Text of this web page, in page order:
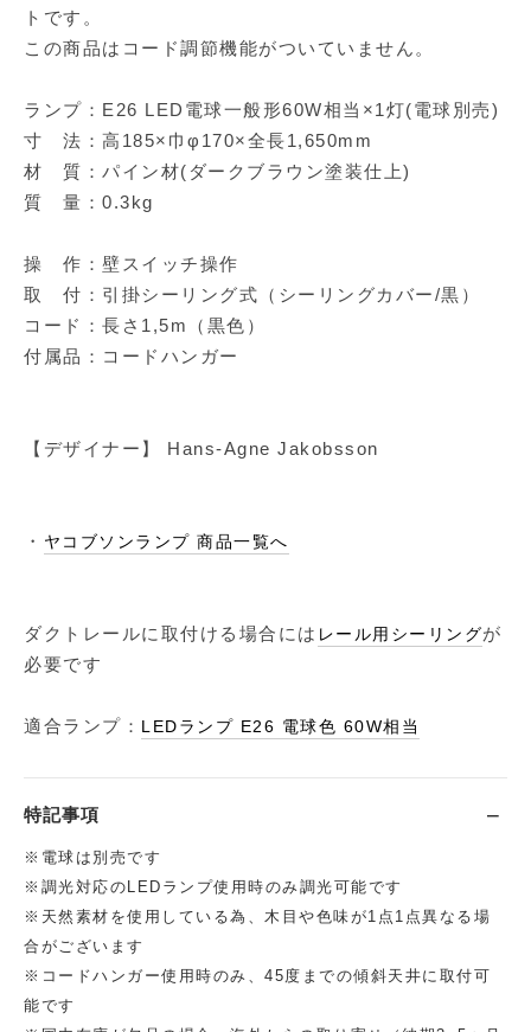
トです。
この商品はコード調節機能がついていません。
ランプ：E26 LED電球一般形60W相当×1灯(電球別売)
寸 法：高185×巾φ170×全長1,650mm
材 質：パイン材(ダークブラウン塗装仕上)
質 量：0.3kg
操 作：壁スイッチ操作
取 付：引掛シーリング式（シーリングカバー/黒）
コード：長さ1,5m（黒色）
付属品：コードハンガー
【デザイナー】 Hans-Agne Jakobsson
・ ヤコブソンランプ 商品一覧へ
ダクトレールに取付ける場合には レール用シーリングが
必要です
適合ランプ： LEDランプ E26 電球色 60W相当
特記事項
※電球は別売です
※調光対応のLEDランプ使用時のみ調光可能です
※天然素材を使用している為、木目や色味が1点1点異なる場
合がございます
※コードハンガー使用時のみ、45度までの傾斜天井に取付可
能です